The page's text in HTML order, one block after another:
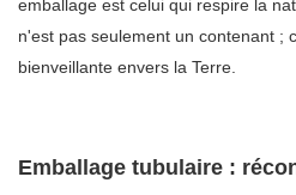
emballage est celui qui respire la
n'est pas seulement un contenant ;
bienveillante envers la Terre.
Emballage tubulaire :